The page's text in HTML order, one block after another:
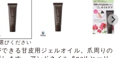
びください
きる甘皮用ジェルオイル。爪周りの